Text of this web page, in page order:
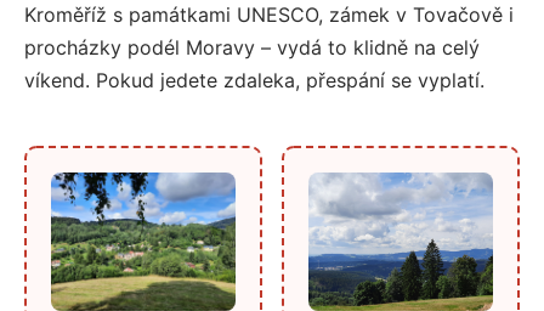
Kroměříž s památkami UNESCO, zámek v Tovačově i
procházky podél Moravy – vydá to klidně na celý
víkend. Pokud jedete zdaleka, přespání se vyplatí.